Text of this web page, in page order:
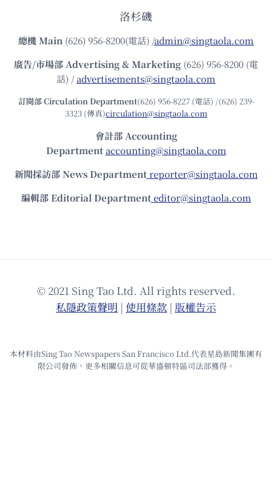
洛杉磯
總機Main (626) 956-8200(電話) /admin@singtaola.com
廣告/市場部Advertising & Marketing (626) 956-8200 (電
話) /advertisements@singtaola.com
訂閱部 Circulation Department(626) 956-8227 (電話) /(626) 239-
3323 (傳真)circulation@singtaola.com
會計部 Accounting
Department accounting@singtaola.com
新聞採訪部 News Department reporter@singtaola.com
編輯部 Editorial Department editor@singtaola.com
© 2021 Sing Tao Ltd. All rights reserved.
私隱政策聲明 | 使⽤條款 | 版權告⽰
本材料由Sing Tao Newspapers San Francisco Ltd.代表星島新聞集團有
限公司發佈，更多相關信息可從華盛頓特區司法部獲得。